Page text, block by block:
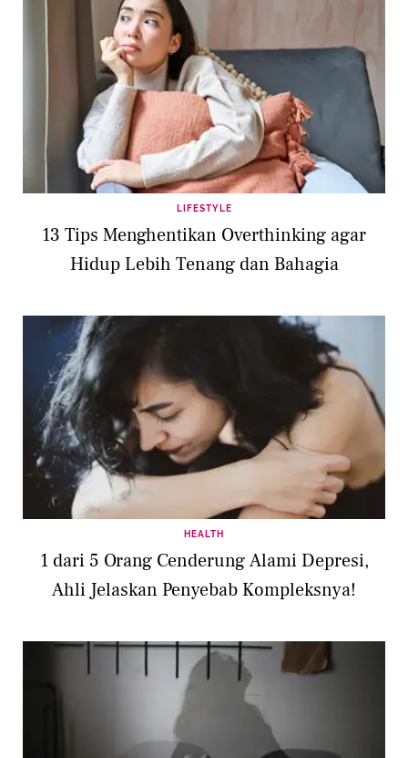
LIFESTYLE
13 Tips Menghentikan Overthinking agar
Hidup Lebih Tenang dan Bahagia
HEALTH
1 dari 5 Orang Cenderung Alami Depresi,
Ahli Jelaskan Penyebab Kompleksnya!